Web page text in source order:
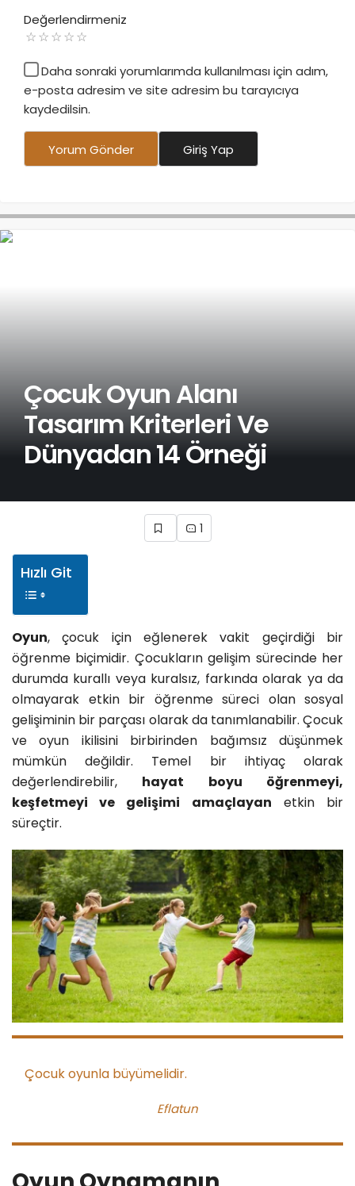
Değerlendirmeniz
Daha sonraki yorumlarımda kullanılması için adım,
e-posta adresim ve site adresim bu tarayıcıya
kaydedilsin.
Yorum Gönder Giriş Yap
Çocuk Oyun Alanı
Tasarım Kriterleri Ve
Dünyadan 14 Örneği
1
Hızlı Git
Oyun, çocuk için eğlenerek vakit geçirdiği bir
öğrenme biçimidir. Çocukların gelişim sürecinde her
durumda kurallı veya kuralsız, farkında olarak ya da
olmayarak etkin bir öğrenme süreci olan sosyal
gelişiminin bir parçası olarak da tanımlanabilir. Çocuk
ve oyun ikilisini birbirinden bağımsız düşünmek
mümkün değildir. Temel bir ihtiyaç olarak
değerlendirebilir, hayat boyu öğrenmeyi,
keşfetmeyi ve gelişimi amaçlayan etkin bir
süreçtir.
Çocuk oyunla büyümelidir.
Eflatun